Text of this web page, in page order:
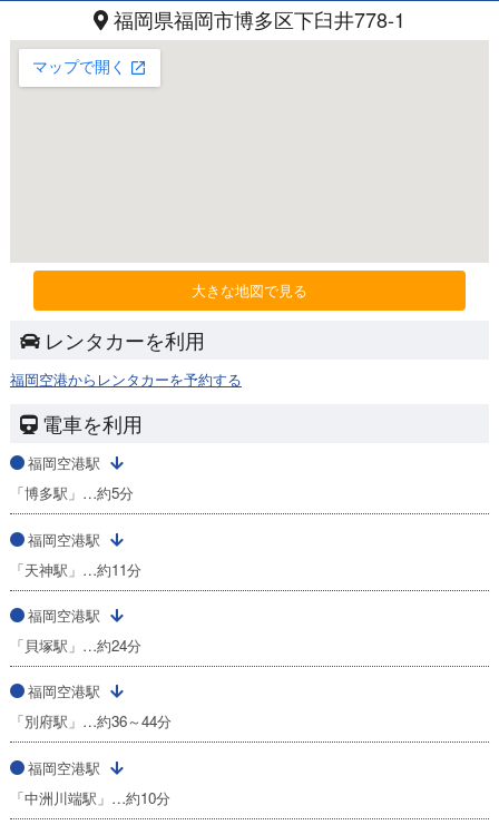
福岡県福岡市博多区下臼井778-1
大きな地図で見る
レンタカーを利用
福岡空港からレンタカーを予約する
電車を利用
福岡空港駅
「博多駅」…約5分
福岡空港駅
「天神駅」…約11分
福岡空港駅
「貝塚駅」…約24分
福岡空港駅
「別府駅」…約36～44分
福岡空港駅
「中洲川端駅」…約10分